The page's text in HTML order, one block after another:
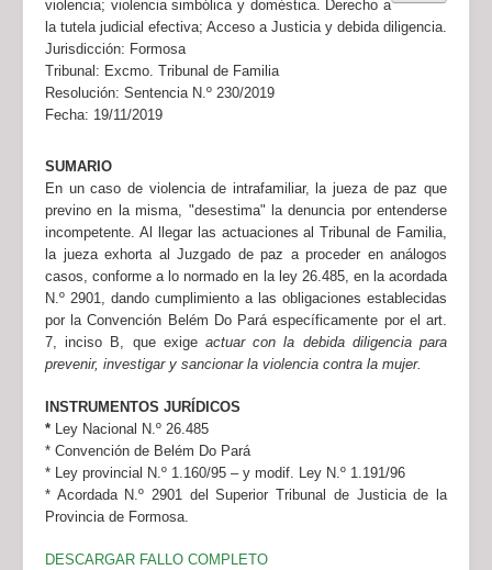
violencia; violencia simbólica y doméstica. Derecho a
la tutela judicial efectiva; Acceso a Justicia y debida diligencia.
Jurisdicción: Formosa
Tribunal: Excmo. Tribunal de Familia
Resolución: Sentencia N.º 230/2019
Fecha: 19/11/2019
SUMARIO
En un caso de violencia de intrafamiliar, la jueza de paz que
previno en la misma, "desestima" la denuncia por entenderse
incompetente. Al llegar las actuaciones al Tribunal de Familia,
la jueza exhorta al Juzgado de paz a proceder en análogos
casos, conforme a lo normado en la ley 26.485, en la acordada
N.º 2901, dando cumplimiento a las obligaciones establecidas
por la Convención Belém Do Pará específicamente por el art.
7, inciso B, que exige actuar con la debida diligencia para
prevenir, investigar y sancionar la violencia contra la mujer.
INSTRUMENTOS JURÍDICOS
* Ley Nacional N.º 26.485
* Convención de Belém Do Pará
* Ley provincial N.º 1.160/95 – y modif. Ley N.º 1.191/96
* Acordada N.º 2901 del Superior Tribunal de Justicia de la
Provincia de Formosa.
DESCARGAR FALLO COMPLETO